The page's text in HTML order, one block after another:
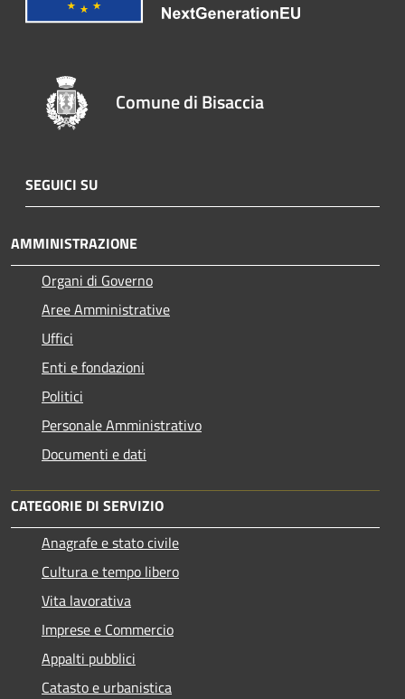
Comune di Bisaccia
SEGUICI SU
AMMINISTRAZIONE
Organi di Governo
Aree Amministrative
Uffici
Enti e fondazioni
Politici
Personale Amministrativo
Documenti e dati
CATEGORIE DI SERVIZIO
Anagrafe e stato civile
Cultura e tempo libero
Vita lavorativa
Imprese e Commercio
Appalti pubblici
Catasto e urbanistica